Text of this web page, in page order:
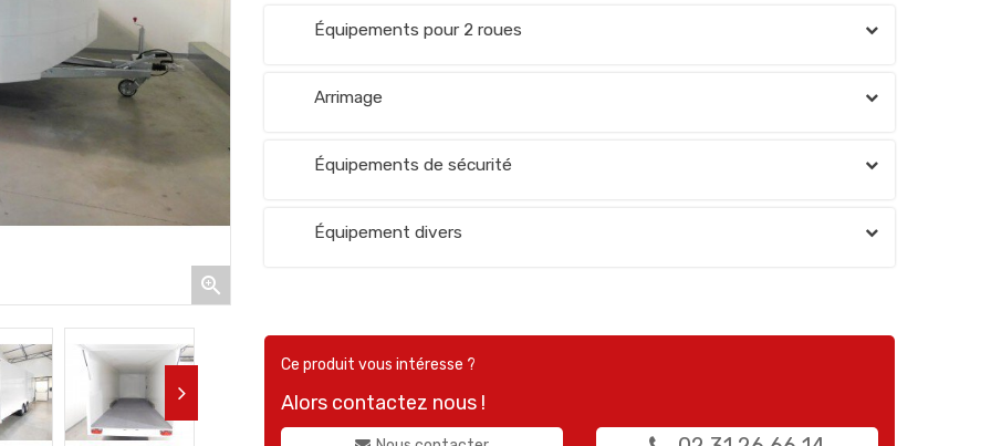

Équipements pour 2 roues
Arrimage
Équipements de sécurité
Équipement divers
Ce produit vous intéresse ?
Alors contactez nous !